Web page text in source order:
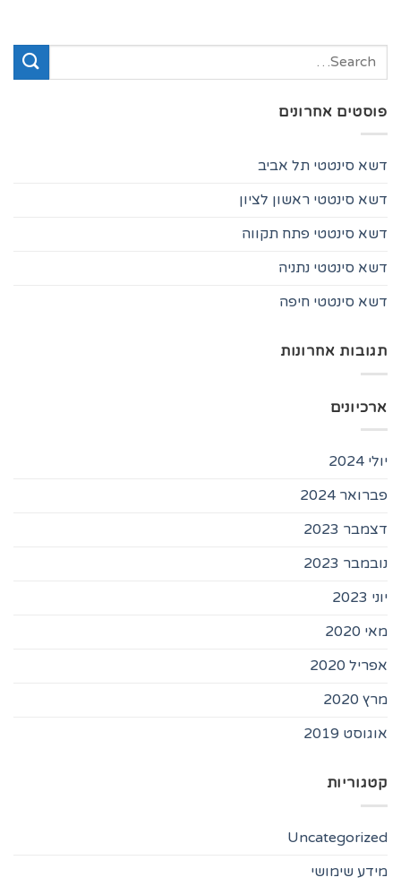
פוסטים אחרונים
דשא סינטטי תל אביב
דשא סינטטי ראשון לציון
דשא סינטטי פתח תקווה
דשא סינטטי נתניה
דשא סינטטי חיפה
תגובות אחרונות
ארכיונים
יולי 2024
פברואר 2024
דצמבר 2023
נובמבר 2023
יוני 2023
מאי 2020
אפריל 2020
מרץ 2020
אוגוסט 2019
קטגוריות
Uncategorized
מידע שימושי